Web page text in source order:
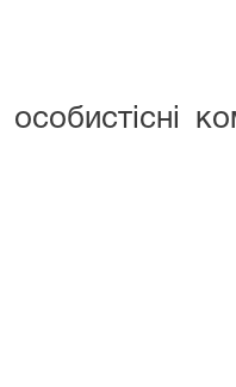
особистісні